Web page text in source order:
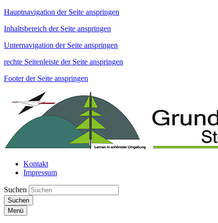
Hauptnavigation der Seite anspringen
Inhaltsbereich der Seite anspringen
Unternavigation der Seite anspringen
rechte Seitenleiste der Seite anspringen
Footer der Seite anspringen
Kontakt
Impressum
Suchen
Suchen
Menü